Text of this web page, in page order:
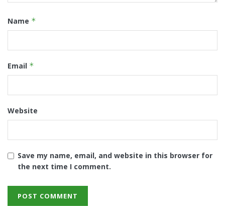
Name *
Email *
Website
Save my name, email, and website in this browser for
the next time I comment.